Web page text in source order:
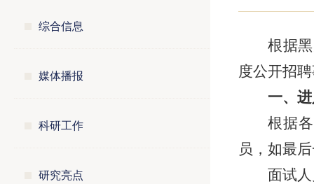
综合信息
媒体播报
科研工作
研究亮点
根据
度公开招
一、
根据
员，如最
面试